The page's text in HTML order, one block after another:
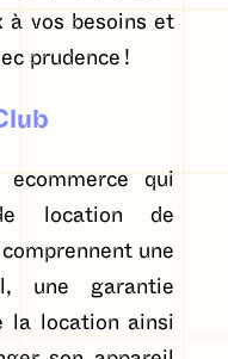
à vos besoins et
prudence !
qui
location de
une
une garantie
la location ainsi